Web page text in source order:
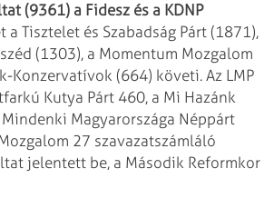
(9361) a Fidesz és a KDNP
a Tisztelet és Szabadság Párt (1871),
(1303), a Momentum Mozgalom
Konzervatívok (664) követi. Az LMP
Kutya Párt 460, a Mi Hazánk
Magyarországa Néppárt
27 szavazatszámláló
jelentett be, a Második Reformkor